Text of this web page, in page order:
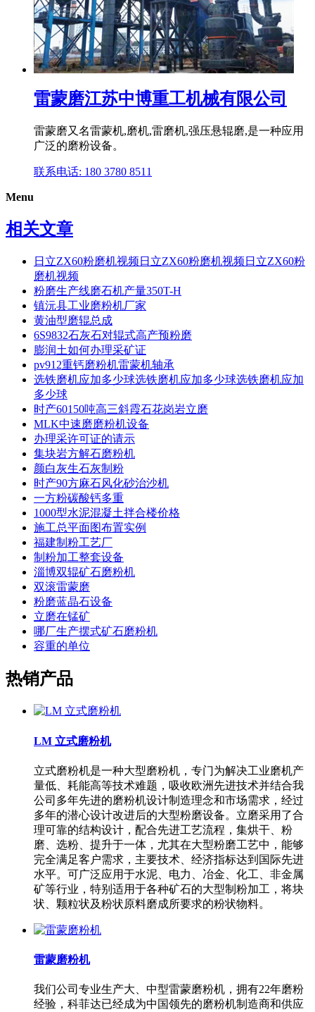
雷蒙磨江苏中博重工机械有限公司
雷蒙磨又名雷蒙机,磨机,雷磨机,强压悬辊磨,是一种应用
广泛的磨粉设备。
联系电话: 180 3780 8511
Menu
相关文章
日立ZX60粉磨机视频日立ZX60粉磨机视频日立ZX60粉
磨机视频
粉磨生产线磨石机产量350T-H
镇沅县工业磨粉机厂家
黄油型磨辊总成
6S9832石灰石对辊式高产预粉磨
膨润土如何办理采矿证
pv912重钙磨粉机雷蒙机轴承
选铁磨机应加多少球选铁磨机应加多少球选铁磨机应加
多少球
时产60150吨高三斜霞石花岗岩立磨
MLK中速磨磨粉机设备
办理采许可证的请示
集块岩方解石磨粉机
颜白灰生石灰制粉
时产90方麻石风化砂治沙机
一方粉碳酸钙多重
1000型水泥混凝土拌合楼价格
施工总平面图布置实例
福建制粉工艺厂
制粉加工整套设备
淄博双辊矿石磨粉机
双滚雷蒙磨
粉磨蓝晶石设备
立磨在锰矿
哪厂生产摆式矿石磨粉机
容重的单位
热销产品
LM 立式磨粉机
立式磨粉机是一种大型磨粉机，专门为解决工业磨机产
量低、耗能高等技术难题，吸收欧洲先进技术并结合我
公司多年先进的磨粉机设计制造理念和市场需求，经过
多年的潜心设计改进后的大型粉磨设备。立磨采用了合
理可靠的结构设计，配合先进工艺流程，集烘干、粉
磨、选粉、提升于一体，尤其在大型粉磨工艺中，能够
完全满足客户需求，主要技术、经济指标达到国际先进
水平。可广泛应用于水泥、电力、冶金、化工、非金属
矿等行业，特别适用于各种矿石的大型制粉加工，将块
状、颗粒状及粉状原料磨成所要求的粉状物料。
雷蒙磨粉机
我们公司专业生产大、中型雷蒙磨粉机，拥有22年磨粉
经验，科菲达已经成为中国领先的磨粉机制造商和供应